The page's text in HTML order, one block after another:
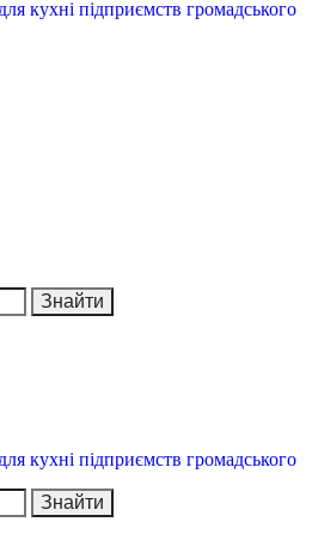
Знайти
Знайти